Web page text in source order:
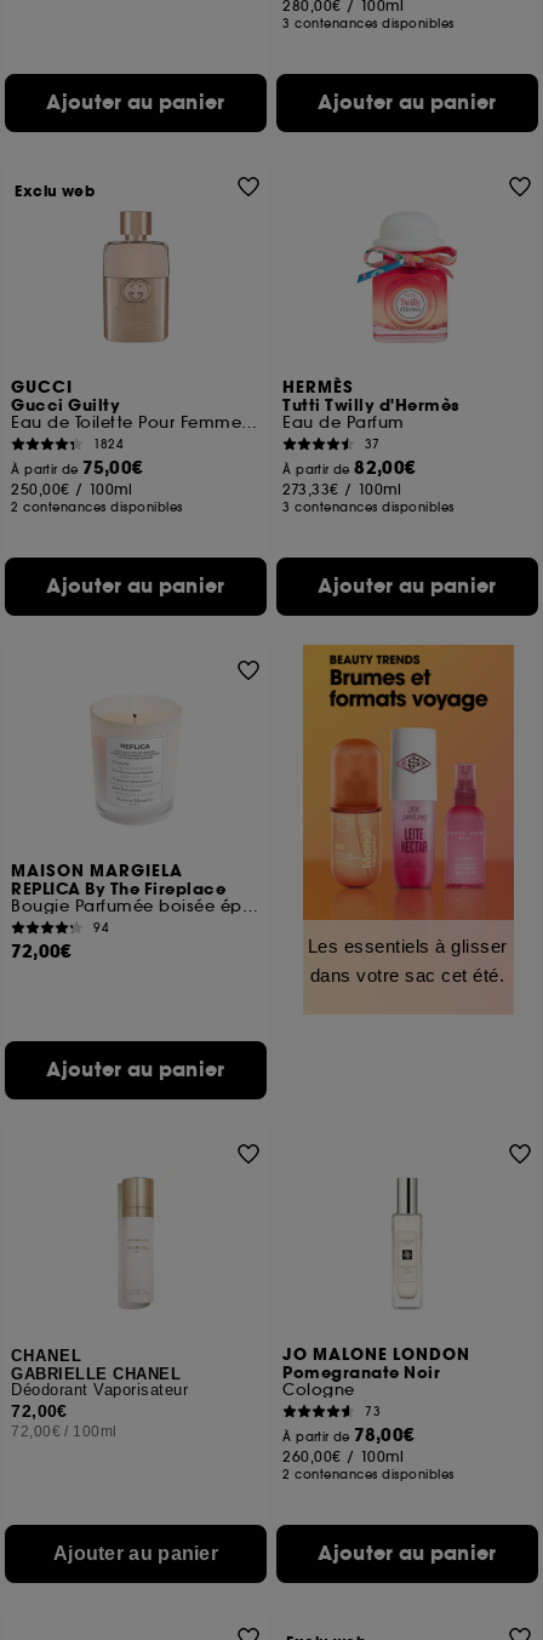
Ajouter au panier
280,00€ / 100ml
3 contenances disponibles
Ajouter au panier
GUCCI
Gucci Guilty
Eau de Toilette Pour Femme Florale Ambrée
1824
À partir de 75,00€
250,00€ / 100ml
2 contenances disponibles
Ajouter au panier
Exclu web
HERMÈS
Tutti Twilly d'Hermès
Eau de Parfum
37
À partir de82,00€
273,33€ / 100ml
3 contenances disponibles
Ajouter au panier
MAISON MARGIELA
REPLICA By The Fireplace
Bougie Parfumée boisée épicée
94
72,00€
Ajouter au panier
Les essentiels à glisser
dans votre sac cet été.
CHANEL
GABRIELLE CHANEL
Déodorant Vaporisateur
72,00€
72,00€ / 100ml
Ajouter au panier
JO MALONE LONDON
Pomegranate Noir
Cologne
73
À partir de 78,00€
260,00€ / 100ml
2 contenances disponibles
Ajouter au panier